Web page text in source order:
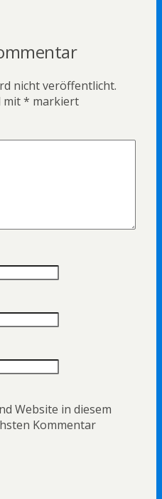
nicht veröffentlicht.
mit* markiert
Website in diesem
Kommentar